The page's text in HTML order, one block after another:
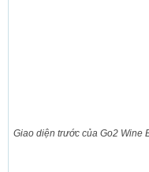
Giao diện trước của Go2 Wine